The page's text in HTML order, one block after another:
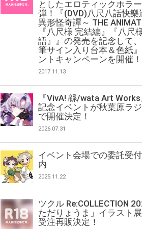
としたエロティックホラ
弾！『(DVD)八尺八話快樂
異形怪奇譚～ THE
『八尺様 完結編』『八尺
語』』の発売を記念して
筆サイン入り台本＆色紙
ントキャンペーンを開催！
2017.11.13
『VivA! 緜/wata Art
記念イベントが秋葉原ラ
で開催決定！
2026.07.31
イベント会場での委託受
内
2025.11.22
ツクル Re:COLLECTION
ただりょうま」イラスト
受注再販決定！